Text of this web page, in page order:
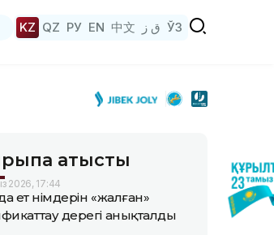
KZ QZ РУ EN 中文 ق ز ЎЗ
қатысты
2026, 17:44
ет өнімдерін «жалған»
дерегі анықталды